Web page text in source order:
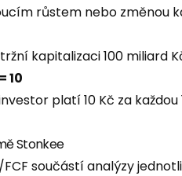
růstem nebo změnou
kapitalizaci 100 miliard
10
platí 10 Kč za
Stonkee
FCF součástí analýzy